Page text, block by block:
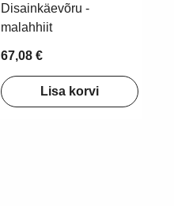
Disainkäevõru -
malahhiit
67,08 €
Lisa korvi